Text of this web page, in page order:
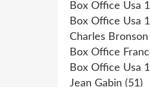
Box Office Usa
Box Office Usa
Charles
Box Office
Box Office Usa
Jean Gabin (51)